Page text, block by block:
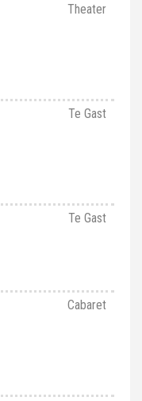
Theater
Te Gast
Te Gast
Cabaret